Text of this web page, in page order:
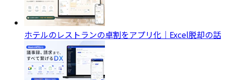
ホテルのレストランの卓割をアプリ化｜Excel脱却の話